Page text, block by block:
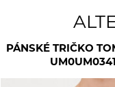
PÁNSKÉ TRIČKO